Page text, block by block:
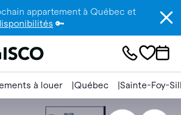
appartement à Québec et
🔑
à louer Québec Sainte-Foy-